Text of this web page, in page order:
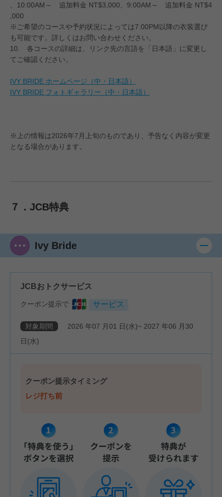
、10:00AM～ 追加料金 NT$3,000、9:00AM～ 追加料金 NT$4
,000
※ご希望のコースや予約状況によっては7:00PM以降の衣装選び
も可能です。詳しくはお問い合わせください。
10. 各コースの詳細は、リンク先の言語を「日本語」に変更し
てご確認ください。
IVY BRIDE ホームページ（中・日本語）
IVY BRIDE フォトギャラリー（中・日本語）
※上の情報は2026年7月上旬のものであり、予告なく内容が変更
となる場合があります。
７．JCB特典
Ivy Bride
JCBおトクサービス
クーポン提示で サービス
対象期間 2026 年07 月 01 日(水)~ 2027 年06 月 30
日(水)
クーポン提示タイミング
レジ打ち前